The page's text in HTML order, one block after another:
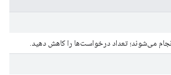
می‌شوند؛ تعداد درخواست‌ها را کاهش دهید.